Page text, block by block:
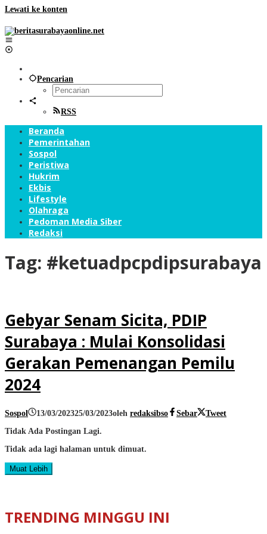
Lewati ke konten
Pencarian
RSS
Beranda
Pemerintahan
Sospol
Peristiwa
Hukrim
Ekbis
Lifestyle
Olahraga
Pedoman Media Siber
Redaksi
Tag: #ketuadpcpdipsurabaya
Gebyar Senam Sicita, PDIP
Surabaya : Mulai Konsolidasi
Gerakan Pemenangan Pemilu
2024
Sospol 13/03/202325/03/2023oleh redaksibso Sebar
Tweet
Tidak Ada Postingan Lagi.
Tidak ada lagi halaman untuk dimuat.
Muat Lebih
TRENDING MINGGU INI